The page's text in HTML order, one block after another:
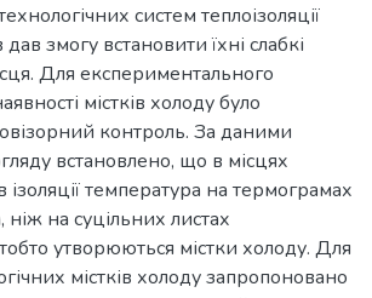
систем теплоізоляції
змогу встановити їхні слабкі
Для експериментального
містків холоду було
контроль. За даними
встановлено, що в місцях
ізоляції температура на термограмах
на суцільних листах
тобто утворюються містки холоду. Для
містків холоду запропоновано